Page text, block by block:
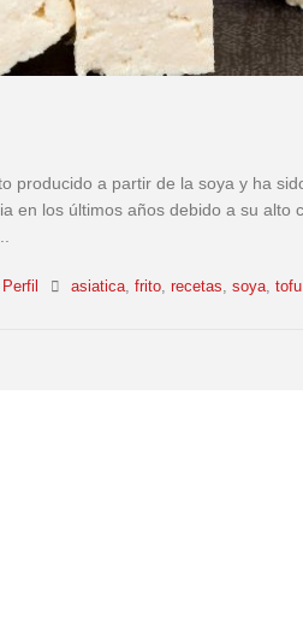
producido a partir de la soya y ha
en los últimos años debido a su
Perfil asiatica, frito, recetas, soya, tofu